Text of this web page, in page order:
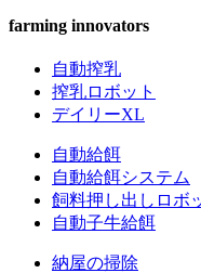
farming innovators
自動搾乳
搾乳ロボット
デイリーXL
自動給餌
自動給餌システム
飼料押し出しロボ
自動子牛給餌
納屋の掃除